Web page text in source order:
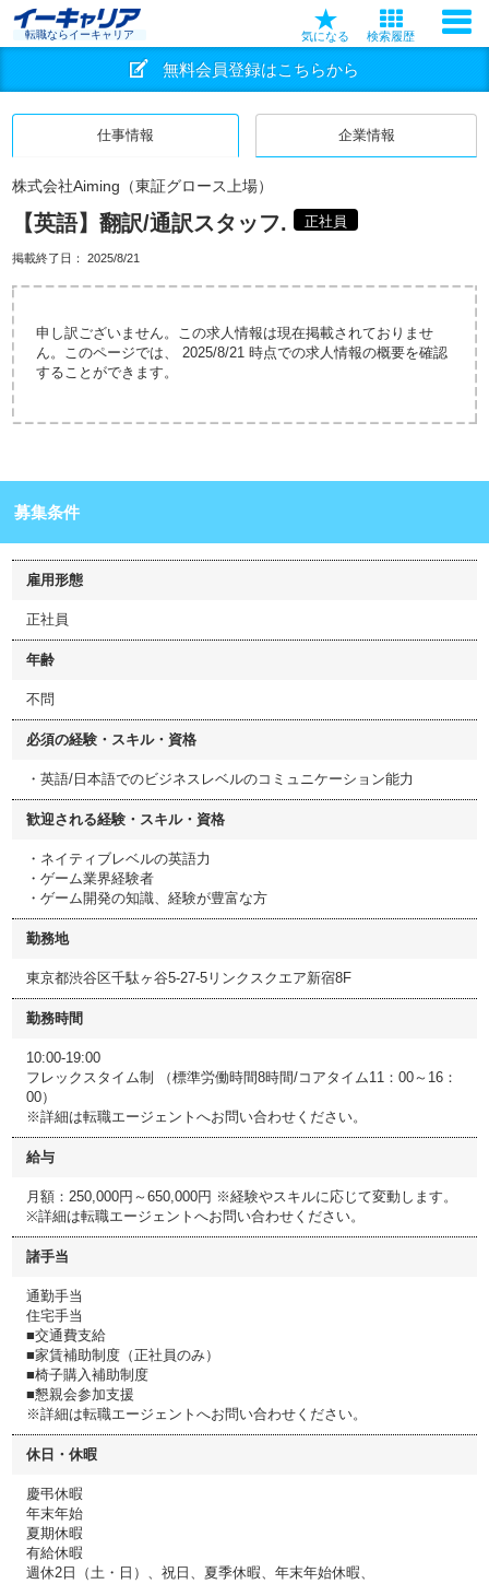
転職ならイーキャリア 気になる 検索履歴
無料会員登録はこちらから
仕事情報 企業情報
株式会社Aiming（東証グロース上場）
【英語】翻訳/通訳スタッフ. 正社員
掲載終了日： 2025/8/21
申し訳ございません。この求人情報は現在掲載されておりませ
ん。このページでは、 2025/8/21 時点での求人情報の概要を確認
することができます。
募集条件
雇用形態
正社員
年齢
不問
必須の経験・スキル・資格
・英語/日本語でのビジネスレベルのコミュニケーション能力
歓迎される経験・スキル・資格
・ネイティブレベルの英語力
・ゲーム業界経験者
・ゲーム開発の知識、経験が豊富な方
勤務地
東京都渋谷区千駄ヶ谷5-27-5リンクスクエア新宿8F
勤務時間
10:00-19:00
フレックスタイム制 （標準労働時間8時間/コアタイム11：00～16：
00）
※詳細は転職エージェントへお問い合わせください。
給与
月額：250,000円～650,000円 ※経験やスキルに応じて変動します。
※詳細は転職エージェントへお問い合わせください。
諸手当
通勤手当
住宅手当
■交通費支給
■家賃補助制度（正社員のみ）
■椅子購入補助制度
■懇親会参加支援
※詳細は転職エージェントへお問い合わせください。
休日・休暇
慶弔休暇
年末年始
夏期休暇
有給休暇
週休2日（土・日）、祝日、夏季休暇、年末年始休暇、